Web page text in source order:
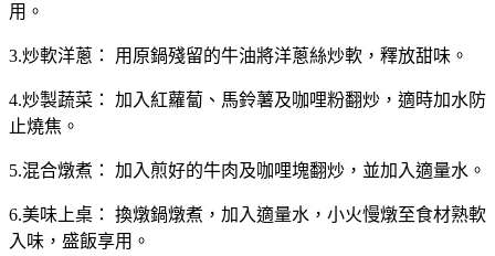
用。
3.炒軟洋蔥： 用原鍋殘留的牛油將洋蔥絲炒軟，釋放甜味。
4.炒製蔬菜： 加入紅蘿蔔、馬鈴薯及咖哩粉翻炒，適時加水防
止燒焦。
5.混合燉煮： 加入煎好的牛肉及咖哩塊翻炒，並加入適量水。
6.美味上桌： 換燉鍋燉煮，加入適量水，小火慢燉至食材熟軟
入味，盛飯享用。